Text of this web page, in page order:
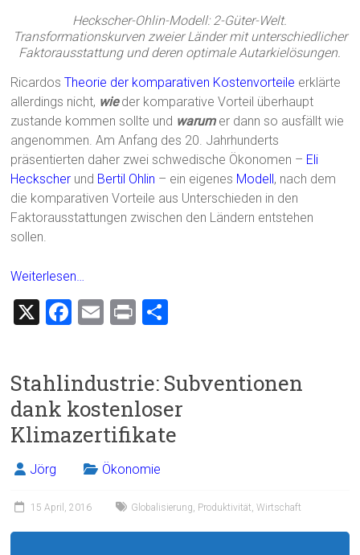
Heckscher-Ohlin-Modell: 2-Güter-Welt.
Transformationskurven zweier Länder mit unterschiedlicher
Faktorausstattung und deren optimale Autarkielösungen.
RicardosTheorie der komparativen Kostenvorteile erklärte
allerdings nicht, wieder komparative Vorteil überhaupt
zustande kommen sollte und warumer dann so ausfällt wie
angenommen. Am Anfang des 20. Jahrhunderts
präsentierten daher zwei schwedische Ökonomen – Eli
Heckscher und Bertil Ohlin – ein eigenes Modell , nach dem
die komparativen Vorteile aus Unterschieden in den
Faktorausstattungen zwischen den Ländern entstehen
sollen.
Weiterlesen…
X
F
b
o
ok
E
l
Pr
n
Stahlindustrie: Subventionen
dank kostenloser
Klimazertifikate
Jörg Ökonomie
15 April, 2016 Globalisierung, Produktivität,Wirtschaft